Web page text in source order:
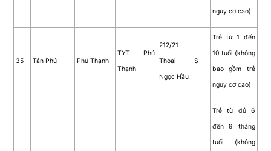
nguy cơ cao)
35 Tân Phú Phú Thạnh
TYT Phú
Thạnh
212/21
Thoại
Ngọc Hầu
S
Trẻ từ 1 đến
10 tuổi (không
bao gồm trẻ
nguy cơ cao)
Trẻ từ đủ 6
đến 9 tháng
tuổi (không